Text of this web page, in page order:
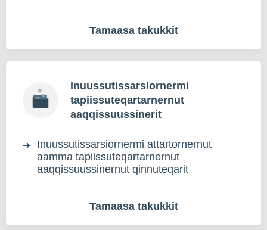
Tamaasa takukkit
Inuussutissarsiornermi
tapiissuteqartarnernut
aaqqissuussinerit
Inuussutissarsiornermi attartornernut
aamma tapiissuteqartarnernut
aaqqissuussinernut qinnuteqarit
Tamaasa takukkit